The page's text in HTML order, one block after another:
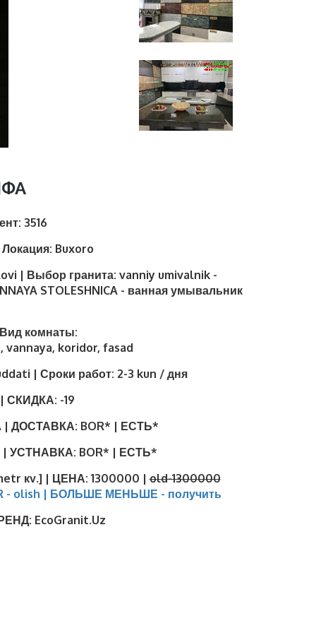
3516
Buxoro
| Выбор гранита: vanniy umivalnik -
STOLESHNICA - ванная умывальник
комнаты:
vannaya, koridor, fasad
| Сроки работ: 2-3 kun / дня
| СКИДКА: -19
| ДОСТАВКА: BOR* | ЕСТЬ*
| УСТНАВКА: BOR* | ЕСТЬ*
кv.] | ЦЕНА: 1300000 |old-1300000
- olish | БОЛЬШЕ МЕНЬШЕ - получить
EcoGranit.Uz